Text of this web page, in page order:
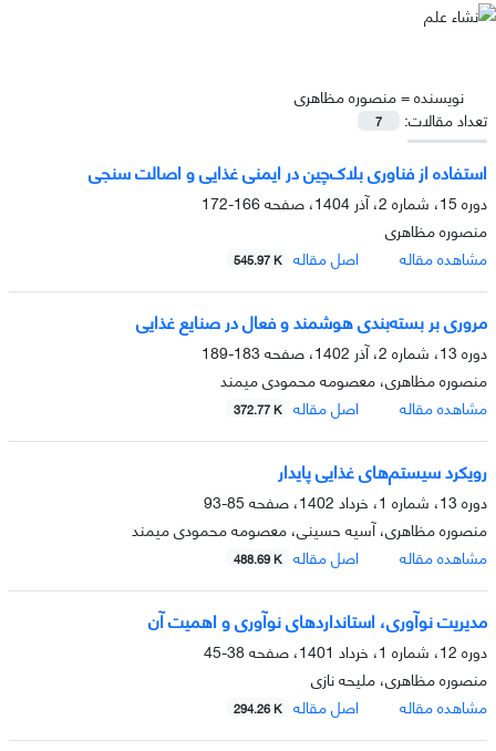
نویسنده =منصوره مظاهری
تعداد مقالات:
7
استفاده از فناوری بلاک‌چین در ایمنی غذایی و اصالت سنجی
دوره 15، شماره 2، آذر 1404، صفحه
166-172
منصوره مظاهری
مشاهده مقاله
اصل مقاله 545.97 K
مروری بر بسته‌بندی هوشمند و فعال در صنایع غذایی
دوره 13، شماره 2، آذر 1402، صفحه
183-189
منصوره مظاهری، معصومه محمودی میمند
مشاهده مقاله
اصل مقاله 372.77 K
رویکرد سیستم‌های غذایی پایدار
دوره 13، شماره 1، خرداد 1402، صفحه
85-93
منصوره مظاهری، آسیه حسینی، معصومه محمودی میمند
مشاهده مقاله
اصل مقاله 488.69 K
مدیریت نوآوری، استانداردهای نوآوری و اهمیت آن
دوره 12، شماره 1، خرداد 1401، صفحه
38-45
منصوره مظاهری، ملیحه نازی
مشاهده مقاله
اصل مقاله 294.26 K